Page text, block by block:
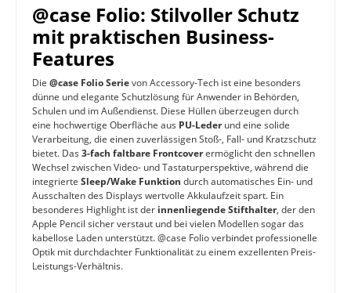
@case Folio: Stilvoller Schutz
mit praktischen Business-
Features
Die @case Folio Serievon Accessory-Tech ist eine besonders
dünne und elegante Schutzlösung für Anwender in Behörden,
Schulen und im Außendienst. Diese Hüllen überzeugen durch
eine hochwertige Oberfläche aus PU-Lederund eine solide
Verarbeitung, die einen zuverlässigen Stoß-, Fall- und Kratzschutz
bietet. Das 3-fach faltbare Frontcoverermöglicht den schnellen
Wechsel zwischen Video- und Tastaturperspektive, während die
integrierte Sleep/Wake Funktion durch automatisches Ein- und
Ausschalten des Displays wertvolle Akkulaufzeit spart. Ein
besonderes Highlight ist der innenliegende Stifthalter, der den
Apple Pencil sicher verstaut und bei vielen Modellen sogar das
kabellose Laden unterstützt. @case Folio verbindet professionelle
Optik mit durchdachter Funktionalität zu einem exzellenten Preis-
Leistungs-Verhältnis.